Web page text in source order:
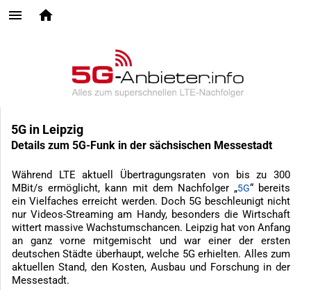
5G in Leipzig
Details zum 5G-Funk in der sächsischen Messestadt
Während LTE aktuell Übertragungsraten von bis zu 300
MBit/s ermöglicht, kann mit dem Nachfolger „5G“ bereits
ein Vielfaches erreicht werden. Doch 5G beschleunigt nicht
nur Videos-Streaming am Handy, besonders die Wirtschaft
wittert massive Wachstumschancen. Leipzig hat von Anfang
an ganz vorne mitgemischt und war einer der ersten
deutschen Städte überhaupt, welche 5G erhielten. Alles zum
aktuellen Stand, den Kosten, Ausbau und Forschung in der
Messestadt.